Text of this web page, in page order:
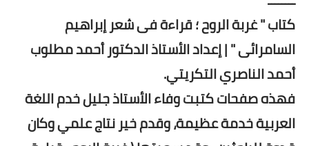
كتاب " غربة الروح ؛ قراءة فى شعر إبراهيم
السامرائى " | إعداد الأستاذ الدكتور أحمد مطلوب
أحمد الناصري التكريتي.
فهذه صفحات كتبت وفاء الأستاذ جليل خدم اللغة
العربية خدمة عظيمة، وقدم خير نتاج علمي وكان